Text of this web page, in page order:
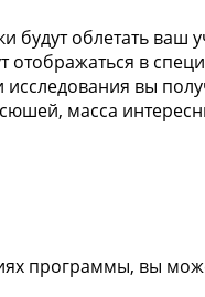
будут облетать ваш
в
исследования вы
масса
программы, вы